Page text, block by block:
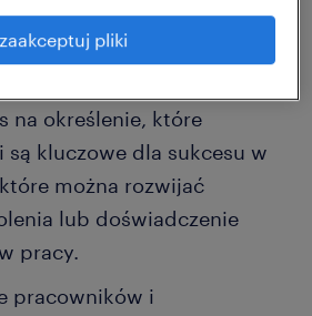
przed
nowej oferty pracy:
na określenie, które
są kluczowe dla sukcesu w
można rozwijać
lub doświadczenie
pracy.
pracowników i
zaakceptuj pliki